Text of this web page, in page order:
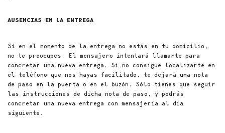
AUSENCIAS EN LA ENTREGA
Si en el momento de la entrega no estás en tu domicilio,
no te preocupes. El mensajero intentará llamarte para
concretar una nueva entrega. Si no consigue localizarte en
el teléfono que nos hayas facilitado, te dejará una nota
de paso en la puerta o en el buzón. Sólo tienes que seguir
las instrucciones de dicha nota de paso, y podrás
concretar una nueva entrega con mensajería al día
siguiente.